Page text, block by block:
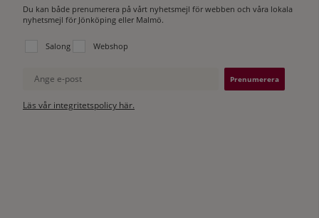
Du kan både prenumerera på vårt nyhetsmejl för webben och våra lokala
nyhetsmejl för Jönköping eller Malmö.
Välj vilken lista du vill prenumerera på:
Salong Webshop
Ange e-post
Läs vår integritetspolicy här.